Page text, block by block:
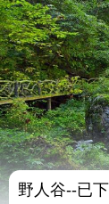
野人谷--已
